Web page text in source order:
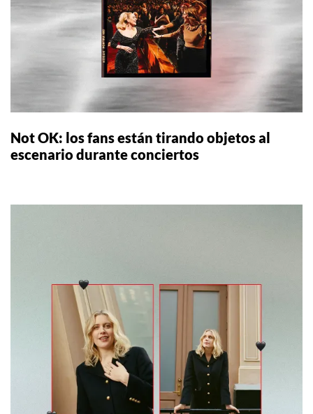
Not OK: los fans están tirando objetos al
escenario durante conciertos